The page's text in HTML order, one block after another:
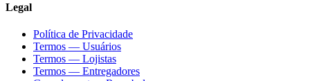
Legal
Política de Privacidade
Termos — Usuários
Termos — Lojistas
Termos — Entregadores